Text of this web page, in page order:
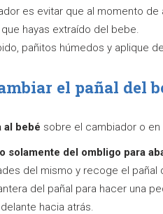
es evitar que al momento
hayas extraído del bebe.
pañitos húmedos y aplique
el pañal del
al bebé sobre el cambiador o
solamente del ombligo para
del mismo y recoge el pañal
del pañal para hacer una
hacia atrás.